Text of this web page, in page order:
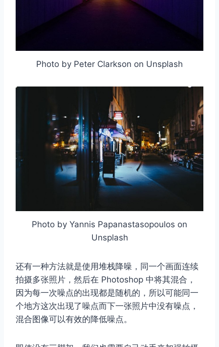
Photo by Peter Clarkson on Unsplash
Photo by Yannis Papanastasopoulos on
Unsplash
还有一种方法就是使用堆栈降噪，同一个画面连续
拍摄多张照片，然后在 Photoshop 中将其混合，
因为每一次噪点的出现都是随机的，所以可能同一
个地方这次出现了噪点而下一张照片中没有噪点，
混合图像可以有效的降低噪点。